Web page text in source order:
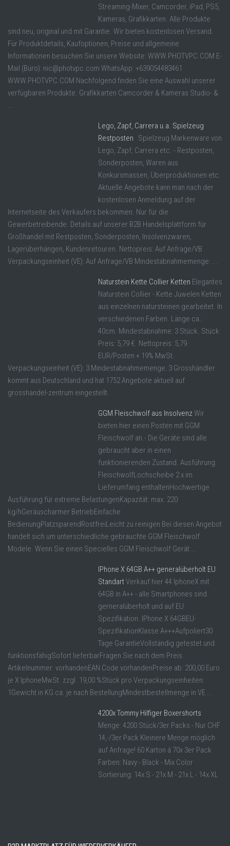
Streaming-Mixer, Camcorder, iPad, PS5,
Kameras, Grafikkarten. Alle Produkte
sind neu, original und mit Garantie. Wir bieten kostenlosen Versand.
Für Produktdetails, Kaufoptionen, Preise und allgemeine
Informationen besuchen Sie unsere Website: WWW.PHOTVPC.COM E-
Mail (Büro): nic@photvpc.com WhatsApp: +639054483461
WWW.PHOTVPC.COM Nachfolgend finden Sie eine Auswahl unserer
verfügbaren Produkte. Grafikkarten Camcorder & Kameras Studio- &
...
Lego, Zapf, Carrera u.a. Spielzeug
Restposten
Spielzeug Markenware von
Lego, Zapf, Carrera etc. - Restposten,
Sonderposten, Waren aus
Konkursmassen, Überproduktionen etc.
Aktuelle Angebote kann man nach der
kostenlosen Anmeldung auf der
Internetseite des Verkäufers bekommen. Nur für die
Gewerbetreibende. Details auf unserer B2B Handelsplattform für
Großhandel mit Restposten, Sonderposten, Insolvenzwaren,
Lagerüberhängen, Kundenretouren. Nettopreis: Auf Anfrage/VB
Verpackungseinheit (VE): Auf Anfrage/VB Mindestabnahmemenge: ...
Naturstein Kette Collier Ketten Elegantes
Naturstein Collier - Kette Juwelen Ketten
aus einzelnen natursteinen gearbeitet. In
verschiedenen Farben. Länge ca.:
40cm. Mindestabnahme: 3 Stück. Stück
Preis: 5,79 €. Nettopreis: 5,79
EUR/Posten + 19% MwSt.
Verpackungseinheit (VE): 3 Mindestabnahmemenge: 3 Grosshändler
kommt aus Deutschland und hat 1752 Angebote aktuell auf
grosshandel-zentrum eingestellt.
GGM Fleischwolf aus InsolvenzWir
bieten hier einen Posten mit GGM
Fleischwolf an.- Die Geräte sind alle
gebraucht aber in einen
funktionierenden Zustand. Ausführung:
FleischwolfLochscheibe 2 x im
Lieferumfang enthaltenHochwertige
Ausführung für extreme BelastungenKapazität: max. 220
kg/hGeräuscharmer BetriebEinfache
BedienungPlatzsparendRostfreiLeicht zu reinigen Bei diesen Angebot
handelt sich um unterschiedliche gebrauchte GGM Fleischwolf
Modele. Wenn Sie einen Specielles GGM Fleischwolf Gerät ...
IPhone X 64GB A++ generalüberholt EU
StandartVerkauf hier 44 IphoneX mit
64GB in A++ - alle Smartphones sind
gerneralüberholt und auf EU
Spezifikation. IPhone X 64GBEU-
SpezifikationKlasse A+++Aufpoliert30
Tage GarantieVollständig getestet und
funktionsfähigSofort lieferbarFragen Sie nach dem Preis
Artikelnummer: vorhandenEAN Code vorhandenPreise ab: 200,00 Euro
je X IphoneMwSt. zzgl. 19,00 %Stück pro Verpackungseinheiten:
1Gewicht in KG ca. je nach BestellungMindestbestellmenge in VE ...
4200x Tommy Hilfiger Boxershorts
Menge: 4200 Stück/3er Packs - Nur CHF
14,-/3er Pack Kleinere Menge möglich
auf Anfrage! 60 Karton á 70x 3er Pack
Farben: Navy - Black - Mix Color
Sortierung: 14x S - 21x M - 21x L - 14x XL